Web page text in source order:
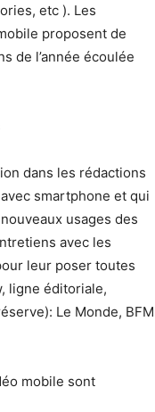
etc ). Les
proposent de
de l’année écoulée
dans les rédactions
smartphone et qui
usages des
avec les
leur poser toutes
ligne éditoriale,
Le Monde, BFM
mobile sont